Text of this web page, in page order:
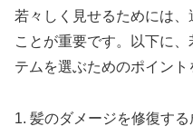
若々しく見せるためには
ことが重要です。以下に
テムを選ぶためのポイント
1. 髪のダメージを修復す